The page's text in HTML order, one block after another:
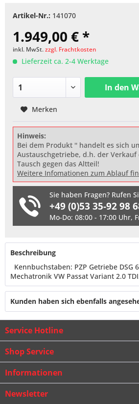
Artikel-Nr.: 141070
1.949,00 € *
inkl. MwSt.zzgl. Frachtkosten
Lieferzeit ca. 2-4 Werktage
In den
Merken
Hinweis:
Bei dem Produkt '' handelt es sich
Austauschgetriebe, d.h. der
Tausch gegen das Altteil!
Weitere Infomationen zum Ablauf
Sie haben Fragen? Rufen
+49 (0)53 35-92 98
Mo-Do: 08:00 - 17:00 Uhr,
Beschreibung
Kennbuchstaben: PZP Getriebe DSG
Mechatronik VW Passat Variant 2.0
Kunden haben sich ebenfalls
Service Hotline
Shop Service
Informationen
Newsletter